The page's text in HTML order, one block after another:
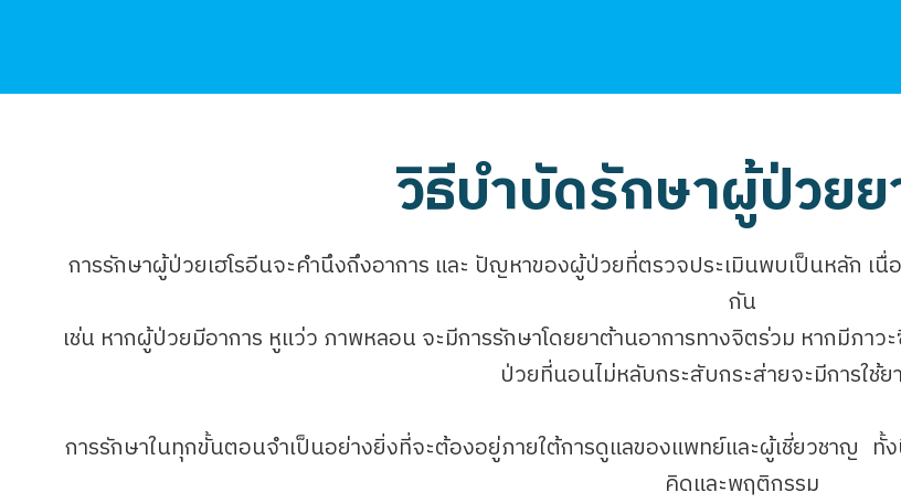
วิธีบำบัดรักษาผู้ป่วยย
การรักษาผู้ป่วยเฮโรอีนจะคำนึงถึงอาการ และ ปัญหาของผู้ป่วยที่ตรวจประเมินพบเป็นหลัก
กัน
เช่น หากผู้ป่วยมีอาการ หูแว่ว ภาพหลอน จะมีการรักษาโดยยาต้านอาการทางจิตร่วม หากมีภา
ป่วยที่นอนไม่หลับกระสับกระส่ายจะมีการใช้
การรักษาในทุกขั้นตอนจำเป็นอย่างยิ่งที่จะต้องอยู่ภายใต้การดูแลของแพทย์และผู้เชี่ยวชาญ
คิดและพฤติกรรม